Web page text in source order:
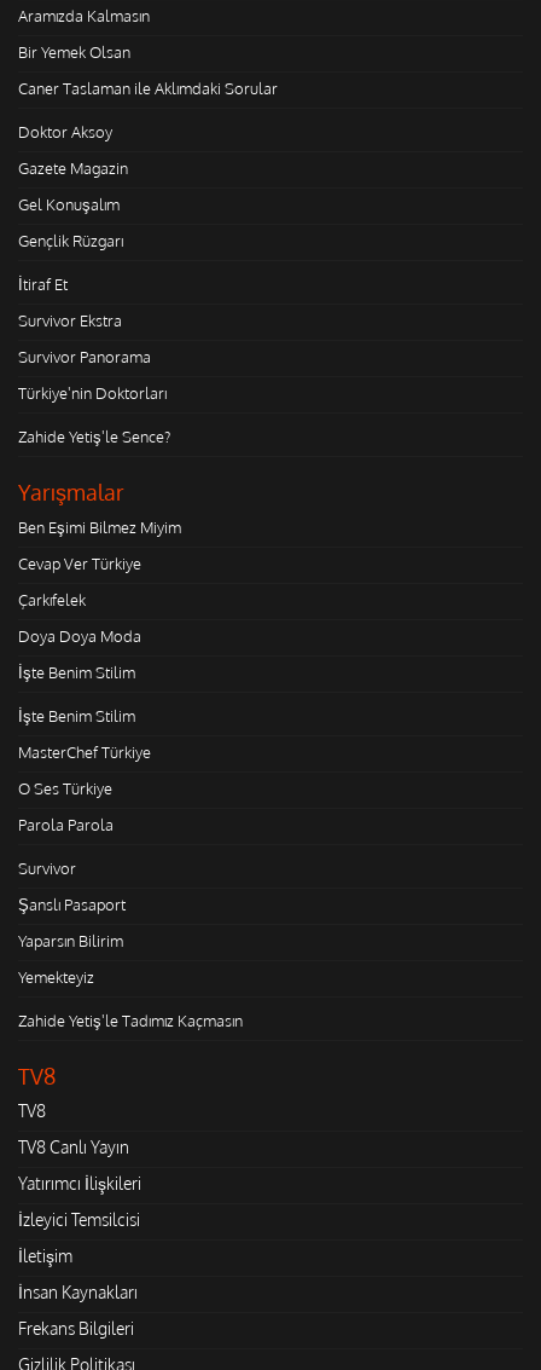
Aramızda Kalmasın
Bir Yemek Olsan
Caner Taslaman ile Aklımdaki Sorular
Doktor Aksoy
Gazete Magazin
Gel Konuşalım
Gençlik Rüzgarı
İtiraf Et
Survivor Ekstra
Survivor Panorama
Türkiye'nin Doktorları
Zahide Yetiş'le Sence?
Yarışmalar
Ben Eşimi Bilmez Miyim
Cevap Ver Türkiye
Çarkıfelek
Doya Doya Moda
İşte Benim Stilim
İşte Benim Stilim
MasterChef Türkiye
O Ses Türkiye
Parola Parola
Survivor
Şanslı Pasaport
Yaparsın Bilirim
Yemekteyiz
Zahide Yetiş'le Tadımız Kaçmasın
TV8
TV8
TV8 Canlı Yayın
Yatırımcı İlişkileri
İzleyici Temsilcisi
İletişim
İnsan Kaynakları
Frekans Bilgileri
Gizlilik Politikası